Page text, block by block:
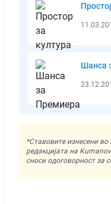
Шанса
*Ставовите изнесени
редакцијата на
сноси одоговорност за